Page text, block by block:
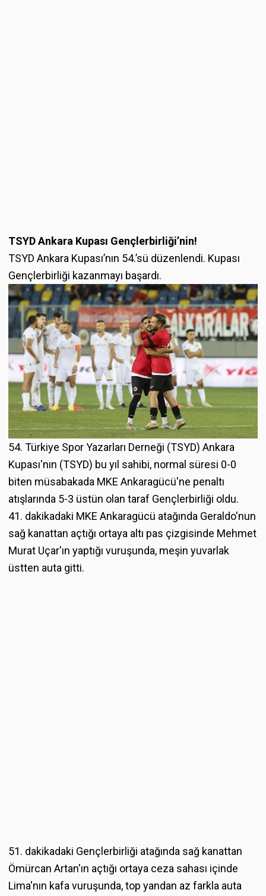
TSYD Ankara Kupası Gençlerbirliği’nin!
TSYD Ankara Kupası’nın 54.’sü düzenlendi. Kupası
Gençlerbirliği kazanmayı başardı.
54. Türkiye Spor Yazarları Derneği (TSYD) Ankara
Kupası'nın (TSYD) bu yıl sahibi, normal süresi 0-0
biten müsabakada MKE Ankaragücü'ne penaltı
atışlarında 5-3 üstün olan taraf Gençlerbirliği oldu.
41. dakikadaki MKE Ankaragücü atağında Geraldo'nun
sağ kanattan açtığı ortaya altı pas çizgisinde Mehmet
Murat Uçar'ın yaptığı vuruşunda, meşin yuvarlak
üstten auta gitti.
51. dakikadaki Gençlerbirliği atağında sağ kanattan
Ömürcan Artan'ın açtığı ortaya ceza sahası içinde
Lima'nın kafa vuruşunda, top yandan az farkla auta